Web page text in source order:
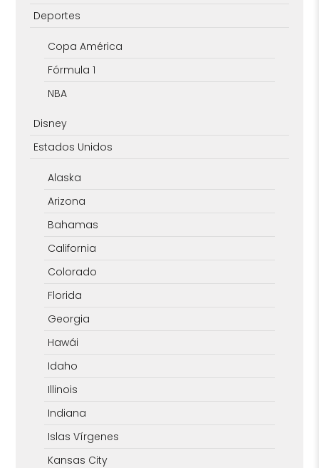
Deportes
Copa América
Fórmula 1
NBA
Disney
Estados Unidos
Alaska
Arizona
Bahamas
California
Colorado
Florida
Georgia
Hawái
Idaho
Illinois
Indiana
Islas Vírgenes
Kansas City